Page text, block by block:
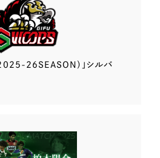
26SEASON）」 シルバ